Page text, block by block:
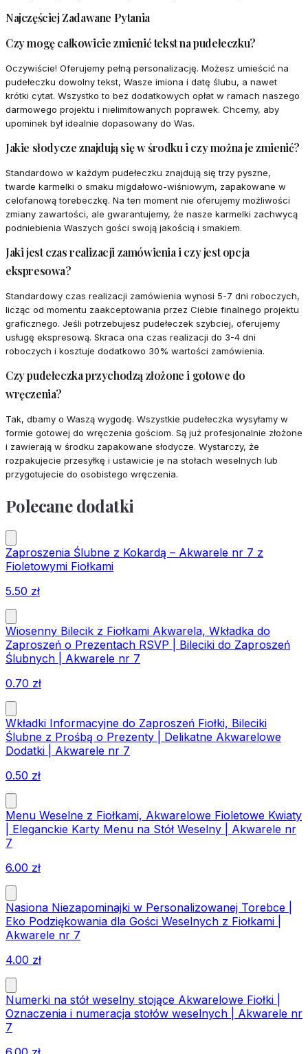
Najczęściej Zadawane Pytania
Czy mogę całkowicie zmienić tekst na pudełeczku?
Oczywiście! Oferujemy pełną personalizację. Możesz umieścić na
pudełeczku dowolny tekst, Wasze imiona i datę ślubu, a nawet
krótki cytat. Wszystko to bez dodatkowych opłat w ramach naszego
darmowego projektu i nielimitowanych poprawek. Chcemy, aby
upominek był idealnie dopasowany do Was.
Jakie słodycze znajdują się w środku i czy można je zmienić?
Standardowo w każdym pudełeczku znajdują się trzy pyszne,
twarde karmelki o smaku migdałowo-wiśniowym, zapakowane w
celofanową torebeczkę. Na ten moment nie oferujemy możliwości
zmiany zawartości, ale gwarantujemy, że nasze karmelki zachwycą
podniebienia Waszych gości swoją jakością i smakiem.
Jaki jest czas realizacji zamówienia i czy jest opcja
ekspresowa?
Standardowy czas realizacji zamówienia wynosi 5-7 dni roboczych,
licząc od momentu zaakceptowania przez Ciebie finalnego projektu
graficznego. Jeśli potrzebujesz pudełeczek szybciej, oferujemy
usługę ekspresową. Skraca ona czas realizacji do 3-4 dni
roboczych i kosztuje dodatkowo 30% wartości zamówienia.
Czy pudełeczka przychodzą złożone i gotowe do
wręczenia?
Tak, dbamy o Waszą wygodę. Wszystkie pudełeczka wysyłamy w
formie gotowej do wręczenia gościom. Są już profesjonalnie złożone
i zawierają w środku zapakowane słodycze. Wystarczy, że
rozpakujecie przesyłkę i ustawicie je na stołach weselnych lub
przygotujecie do osobistego wręczenia.
Polecane dodatki
Zaproszenia Ślubne z Kokardą – Akwarele nr 7 z
Fioletowymi Fiołkami
5.50 zł
Wiosenny Bilecik z Fiołkami Akwarela, Wkładka do
Zaproszeń o Prezentach RSVP | Bileciki do Zaproszeń
Ślubnych | Akwarele nr 7
0.70 zł
Wkładki Informacyjne do Zaproszeń Fiołki, Bileciki
Ślubne z Prośbą o Prezenty | Delikatne Akwarelowe
Dodatki | Akwarele nr 7
0.50 zł
Menu Weselne z Fiołkami, Akwarelowe Fioletowe Kwiaty
| Eleganckie Karty Menu na Stół Weselny | Akwarele nr
7
6.00 zł
Nasiona Niezapominajki w Personalizowanej Torebce |
Eko Podziękowania dla Gości Weselnych z Fiołkami |
Akwarele nr 7
4.00 zł
Numerki na stół weselny stojące Akwarelowe Fiołki |
Oznaczenia i numeracja stołów weselnych | Akwarele nr
7